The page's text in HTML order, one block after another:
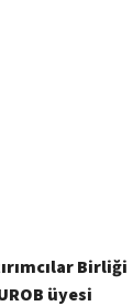
Birliği
üyesi